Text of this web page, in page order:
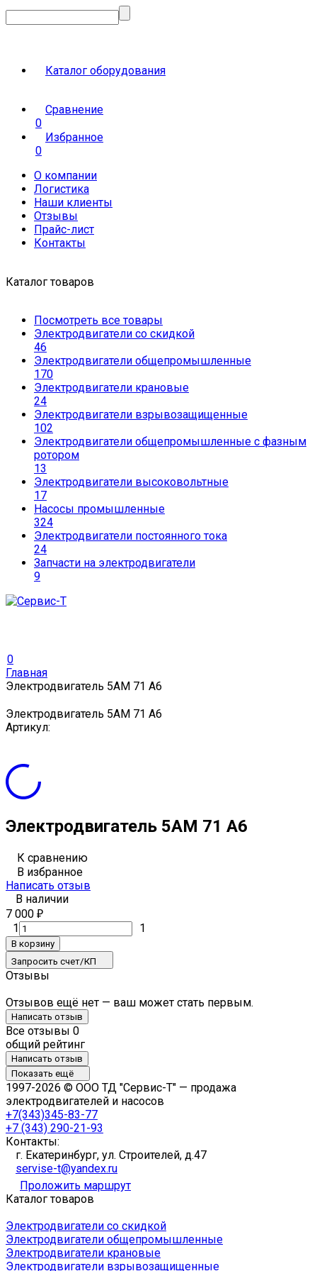
Каталог оборудования
Сравнение
0
Избранное
0
О компании
Логистика
Наши клиенты
Отзывы
Прайс-лист
Контакты
Каталог товаров
Посмотреть все товары
Электродвигатели со скидкой
46
Электродвигатели общепромышленные
170
Электродвигатели крановые
24
Электродвигатели взрывозащищенные
102
Электродвигатели общепромышленные с фазным
ротором
13
Электродвигатели высоковольтные
17
Насосы промышленные
324
Электродвигатели постоянного тока
24
Запчасти на электродвигатели
9
0
Главная
Электродвигатель 5АМ 71 А6
Электродвигатель 5АМ 71 А6
Артикул:
Электродвигатель 5АМ 71 А6
К сравнению
В избранное
Написать отзыв
В наличии
7 000 ₽
1 1
В корзину
Запросить счет/КП
Отзывы
Отзывов ещё нет — ваш может стать первым.
Написать отзыв
Все отзывы 0
общий рейтинг
Написать отзыв
Показать ещё
1997-2026 © ООО ТД "Сервис-Т" — продажа
электродвигателей и насосов
+7(343)345-83-77
+7 (343) 290-21-93
Контакты:
г. Екатеринбург, ул. Строителей, д.47
servise-t@yandex.ru
Проложить маршрут
Каталог товаров
Электродвигатели со скидкой
Электродвигатели общепромышленные
Электродвигатели крановые
Электродвигатели взрывозащищенные